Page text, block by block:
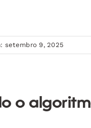
setembro 9, 2025
o